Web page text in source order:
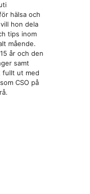
hälsa och
hon dela
tips inom
mående.
år och den
samt
fullt ut med
CSO på